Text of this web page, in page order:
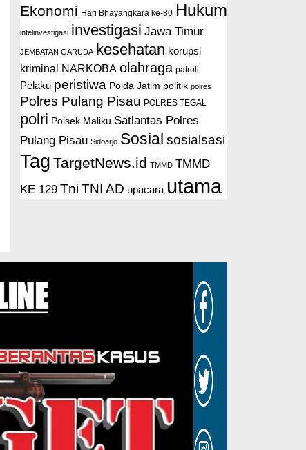
Ekonomi Hari Bhayangkara ke-80 Hukum
intelinvestigasi investigasi Jawa Timur
JEMBATAN GARUDA kesehatan korupsi
kriminal NARKOBA olahraga patroli
Pelaku peristiwa Polda Jatim politik polres
Polres Pulang Pisau POLRES TEGAL
polri Polsek Maliku Satlantas Polres
Pulang Pisau Sidoarjo Sosial sosialsasi
Tag TargetNews.id TMMD TMMD
KE 129 Tni TNI AD upacara utama